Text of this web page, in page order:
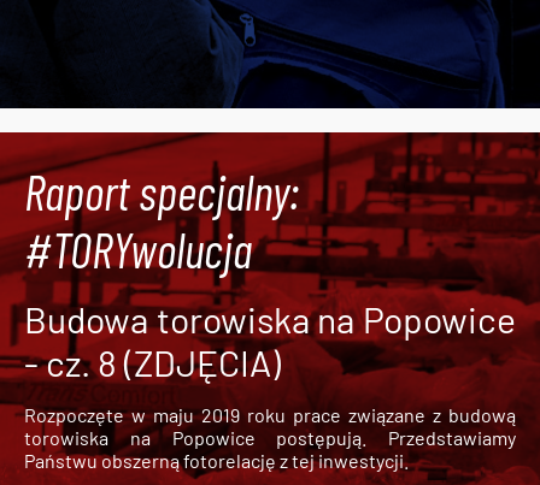
Raport specjalny:
#TORYwolucja
Budowa torowiska na Popowice
- cz. 8 (ZDJĘCIA)
Rozpoczęte w maju 2019 roku prace związane z budową
torowiska na Popowice
postępują. Przedstawiamy
Państwu obszerną fotorelację z tej inwestycji.